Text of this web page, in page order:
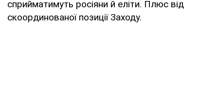
сприйматимуть росіяни й еліти. Плюс від
скоординованої позиції Заходу.